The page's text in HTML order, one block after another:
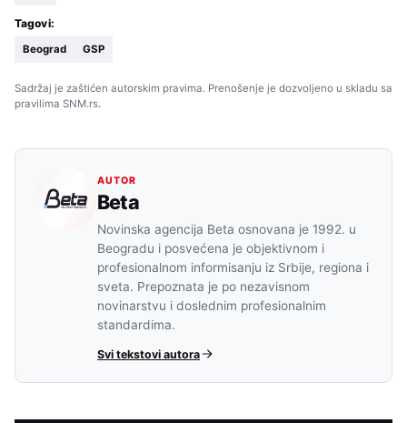
Tagovi:
Beograd GSP
Sadržaj je zaštićen autorskim pravima. Prenošenje je dozvoljeno u skladu sa
pravilima SNM.rs.
AUTOR
Beta
Novinska agencija Beta osnovana je 1992. u
Beogradu i posvećena je objektivnom i
profesionalnom informisanju iz Srbije, regiona i
sveta. Prepoznata je po nezavisnom
novinarstvu i doslednim profesionalnim
standardima.
Svi tekstovi autora